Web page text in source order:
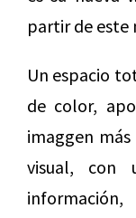
partir de
Un espacio
de color,
imaggen
visual, con